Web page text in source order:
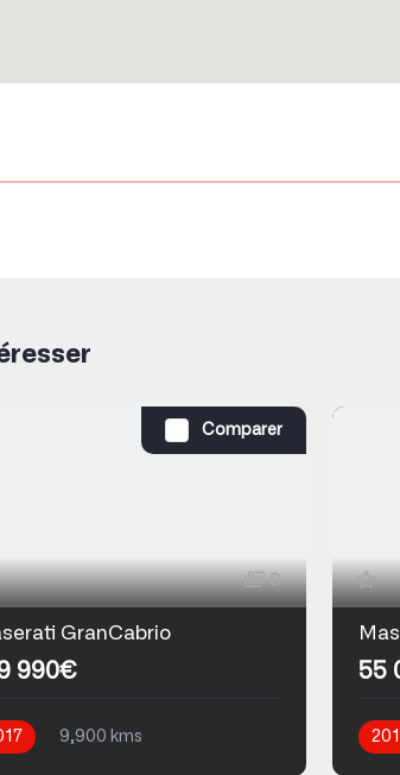
Comparer
8
GranCabrio
990€
9,900 kms
55